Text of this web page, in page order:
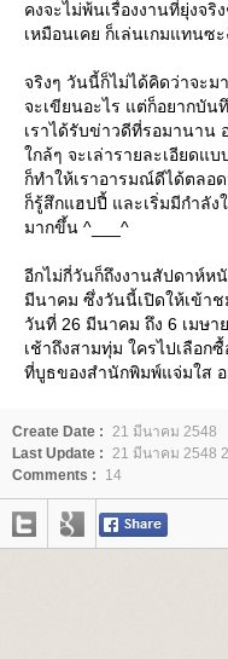
คงจะไม่พ้นเรื่องงานที่ยุ่งจ
เหมือนเคย ก็เล่นเกมแทนซ
จริงๆ วันนี้ก็ไม่ได้คิดว่าจะม
จะเขียนอะไร แต่ก็อยากบัน
เราได้รับข่าวดีที่รอมานาน
กล้ๆ จะเล่ารายละเอียดแบ
ก็ทำให้เราอารมณ์ดีได้ตลอ
ก็รู้สึกแฮปปี้ และเริ่มมีกำลัง
มากขึ้น ^___^
อีกไม่กี่วันก็ถึงงานสัปดาห์ห
มีนาคม ซึ่งวันนี้เปิดให้เข้า
วันที่ 26 มีนาคม ถึง 6 เมษ
เช้าถึงสามทุ่ม ใครไปเลือก
ที่บูธของสำนักพิมพ์แจ่มใส
Create Date : 21 มีนาคม 2548
Last Update : 21 มีนาคม 2548
Comments :
14